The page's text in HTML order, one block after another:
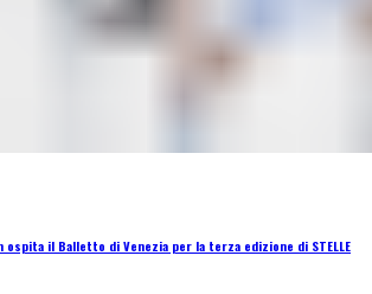
ospita il Balletto di Venezia per la terza edizione di STELLE